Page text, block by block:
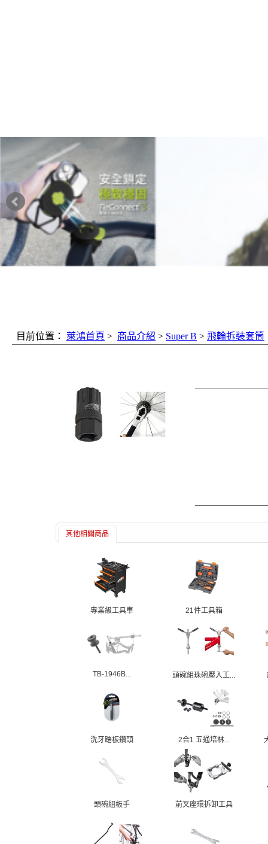
目前位置： 萊鴻首頁 > 商品介紹 > Super B > 飛輪拆裝套筒
其他相關商品
專業級工具車 21件工具箱
TB-1946B... 頭碗組珠碗壓入工...
洗牙踏板鑽頭 2合1 五通培林...
頭碗組板手 前叉座環拆卸工具